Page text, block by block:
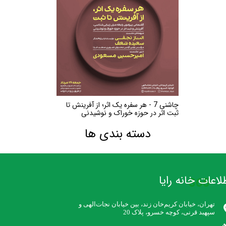
چاشنی 7 - هر سفره یک اثر؛ از آفرینش تا
ثبت اثر در حوزه خوراک و نوشیدنی
دسته بندی ها
خانه رایا
تهران، خیابان کریم‌خان زند،‌ بین خیابان نجات‌الهی و
365